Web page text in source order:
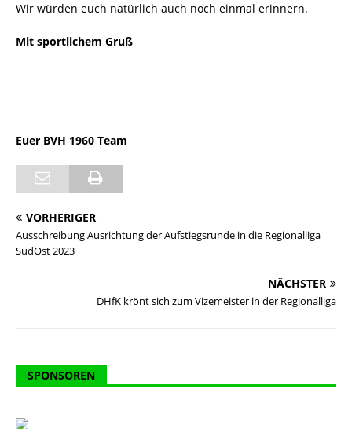
Wir würden euch natürlich auch noch einmal erinnern.
Mit sportlichem Gruß
Euer BVH 1960 Team
VORHERIGER
Ausschreibung Ausrichtung der Aufstiegsrunde in die Regionalliga
SüdOst 2023
NÄCHSTER
DHfK krönt sich zum Vizemeister in der Regionalliga
SPONSOREN